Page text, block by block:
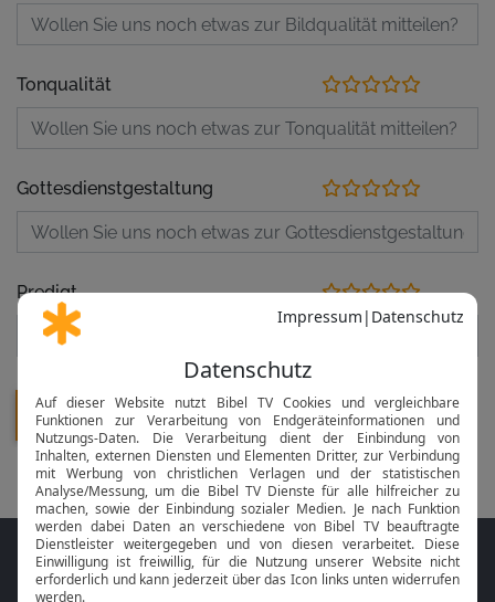
Tonqualität
Gottesdienstgestaltung
Predigt
Folge MeinGottesdienst.com auf den
Sozialen Medien